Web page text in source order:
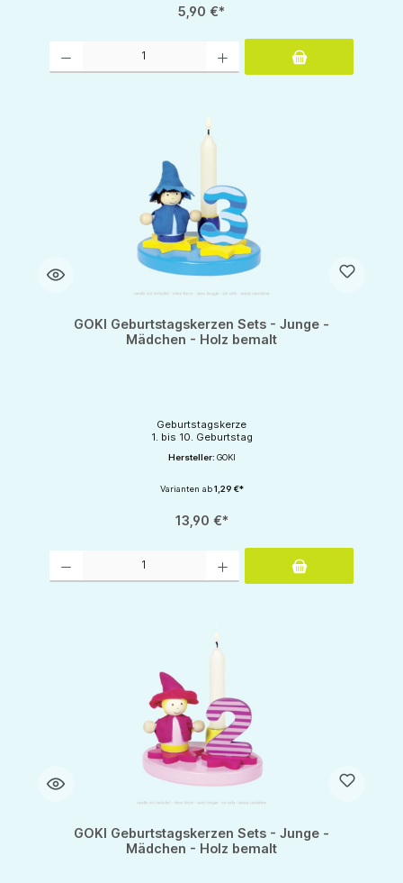
5,90 €*
GOKI Geburtstagskerzen Sets - Junge -
Mädchen - Holz bemalt
Geburtstagskerze
1. bis 10. Geburtstag
Hersteller: GOKI
Varianten ab1,29 €*
13,90 €*
GOKI Geburtstagskerzen Sets - Junge -
Mädchen - Holz bemalt